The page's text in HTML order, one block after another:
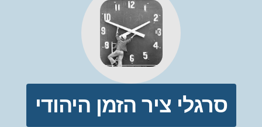
סרגלי ציר הזמן היהודי